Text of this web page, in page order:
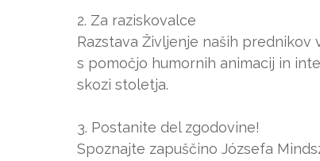
2. Za raziskovalce
Razstava Življenje naših prednikov
s pomočjo humornih animacij in
skozi stoletja.
3. Postanite del zgodovine!
Spoznajte zapuščino Józsefa